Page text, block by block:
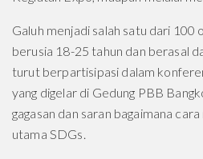
Galuh menjadi salah satu dari 100
berusia 18-25 tahun dan berasal
turut berpartisipasi dalam
yang digelar di Gedung PBB
gagasan dan saran bagaimana
utama SDGs.